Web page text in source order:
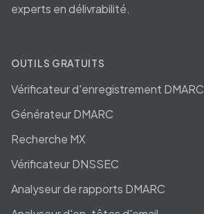
experts en délivrabilité.
OUTILS GRATUITS
Vérificateur d'enregistrement DMARC
Générateur DMARC
Recherche MX
Vérificateur DNSSEC
Analyseur de rapports DMARC